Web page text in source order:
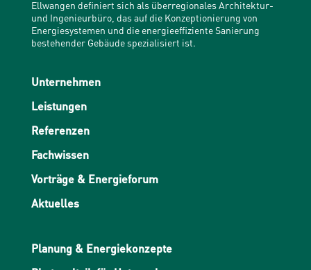
Ellwangen definiert sich als überregionales Architektur-
und Ingenieurbüro, das auf die Konzeptionierung von
Energiesystemen und die energieeffiziente Sanierung
bestehender Gebäude spezialisiert ist.
Unternehmen
Leistungen
Referenzen
Fachwissen
Vorträge & Energieforum
Aktuelles
Planung & Energiekonzepte